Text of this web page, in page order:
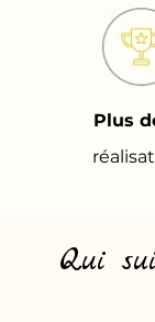
Plus
Qui